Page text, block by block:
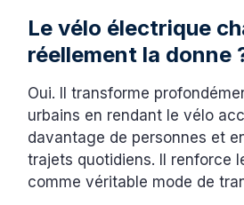
Le vélo électrique
réellement la donne
Oui. Il transforme
urbains en rendant le vélo
davantage de personnes et
trajets quotidiens. Il renforce
comme véritable mode de